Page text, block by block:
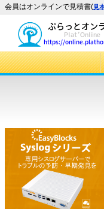
会員はオンラインで見積書(見